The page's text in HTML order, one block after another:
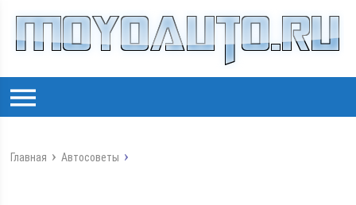
Главная Автосоветы